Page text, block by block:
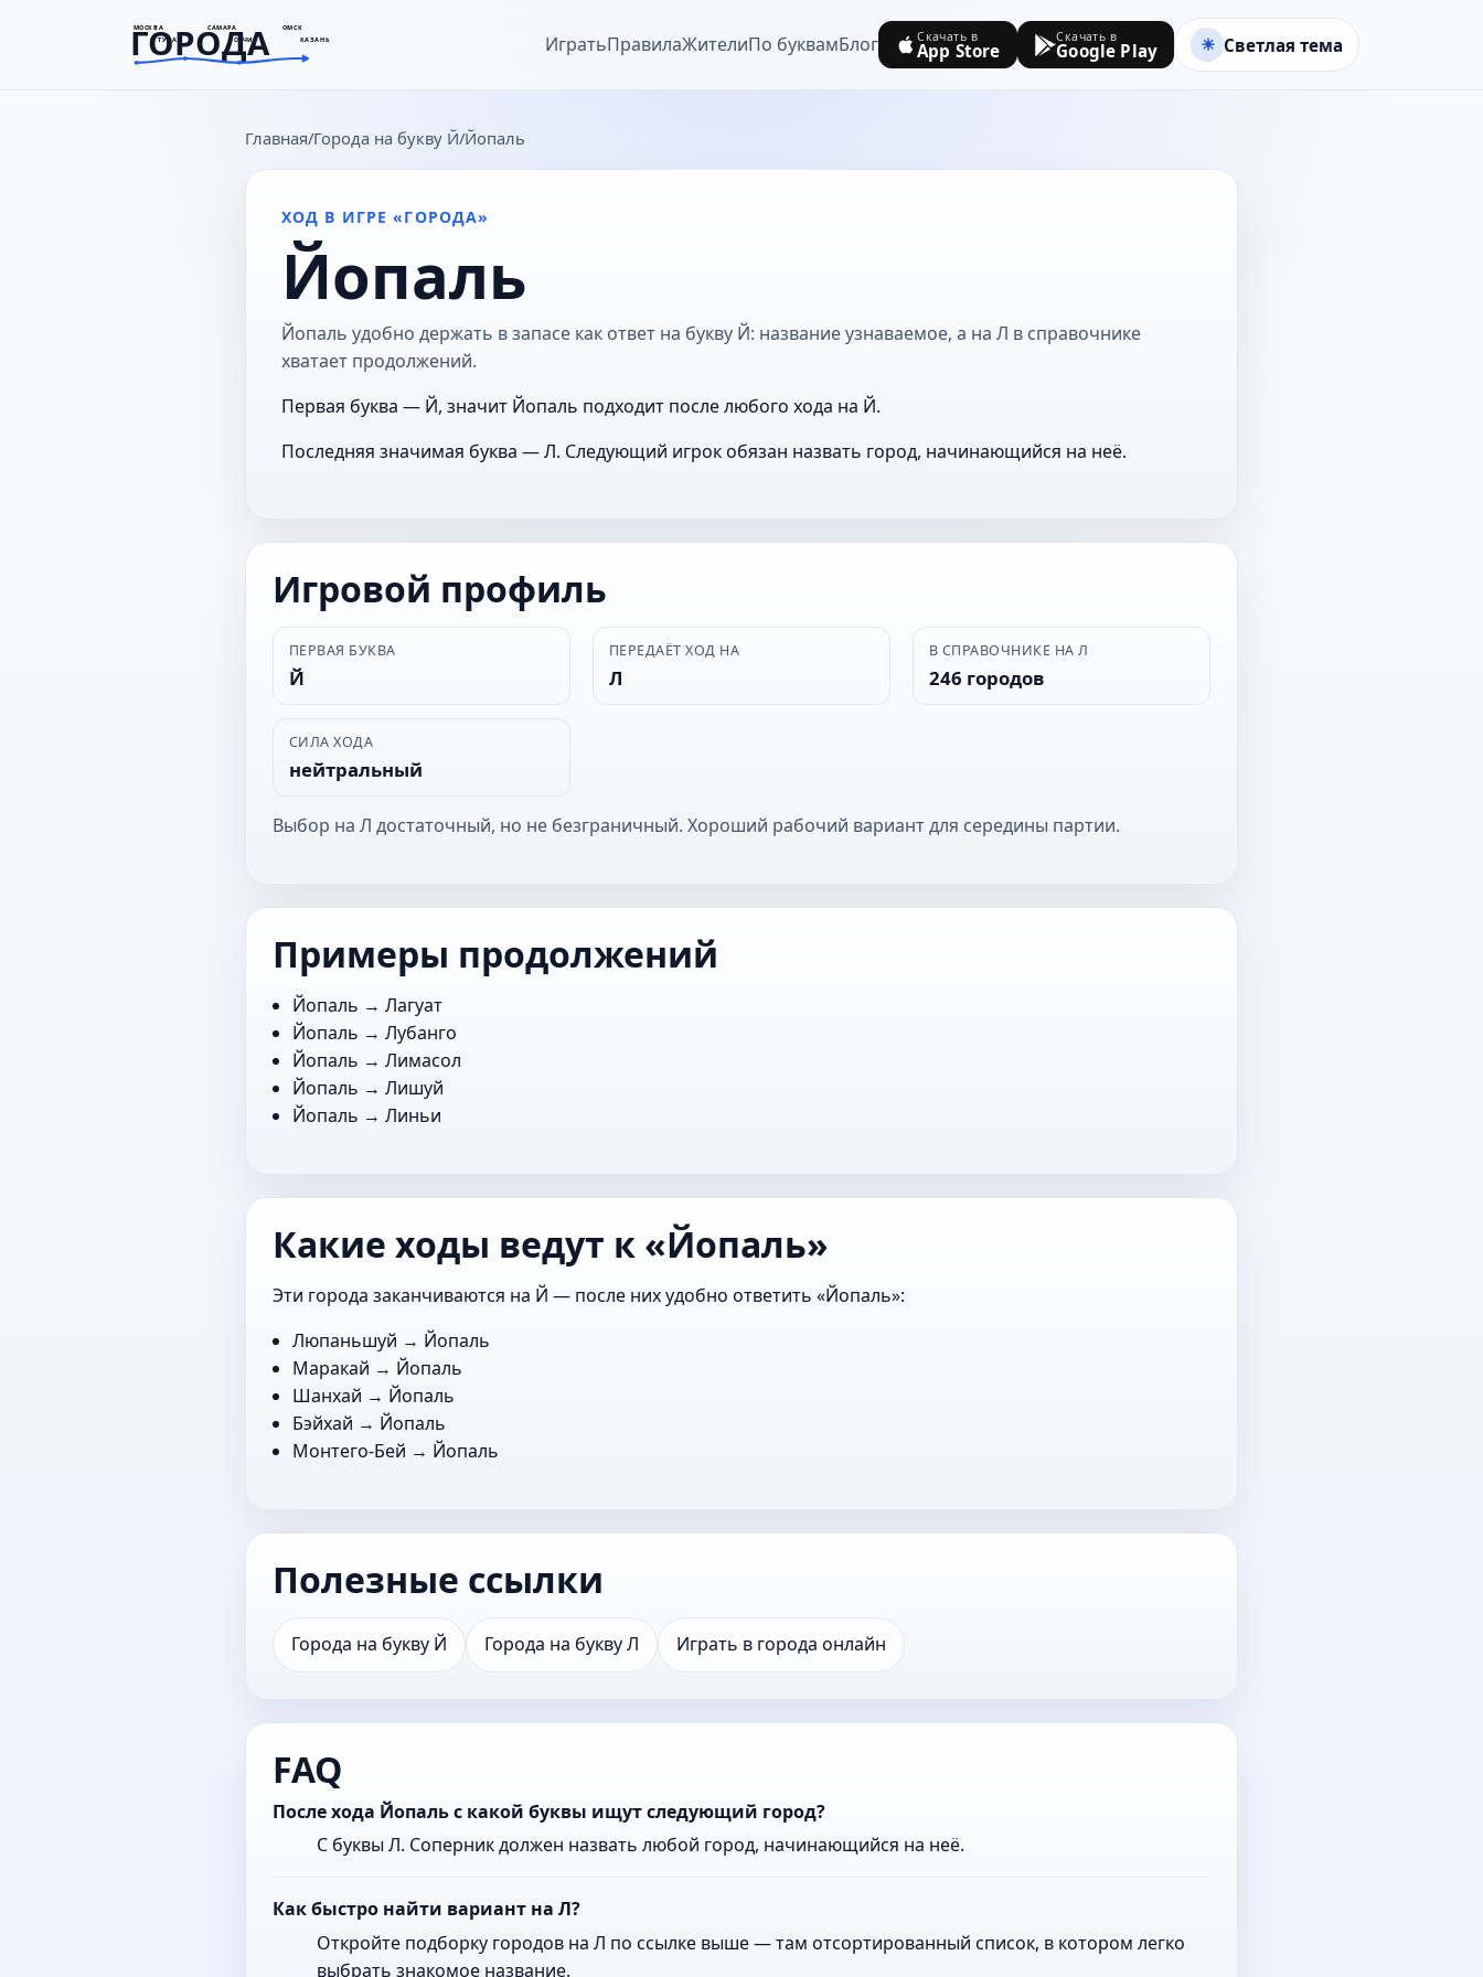
МОСКВА САМАРА ОМСК
ТУЛА СОЧИ КАЗАНЬ
ГОРОДА
goroda-na.ru ИгратьПравилаЖителиПо буквамБлог Скачать в
App Store
Скачать в
Google Play Светлая тема
Главная Города на букву Й Йопаль
ХОД В ИГРЕ «ГОРОДА»
Йопаль
Йопаль удобно держать в запасе как ответ на букву Й: название узнаваемое, а на Л в справочнике
хватает продолжений.
Первая буква — Й, значит Йопаль подходит после любого хода на Й.
Последняя значимая буква — Л. Следующий игрок обязан назвать город, начинающийся на неё.
Игровой профиль
ПЕРВАЯ БУКВА
Й
ПЕРЕДАЁТ ХОД НА
Л
В СПРАВОЧНИКЕ НА Л
246 городов
СИЛА ХОДА
нейтральный
Выбор на Л достаточный, но не безграничный. Хороший рабочий вариант для середины партии.
Примеры продолжений
Йопаль →Лагуат
Йопаль →Лубанго
Йопаль →Лимасол
Йопаль →Лишуй
Йопаль →Линьи
Какие ходы ведут к «Йопаль»
Эти города заканчиваются на Й — после них удобно ответить «Йопаль»:
Люпаньшуй → Йопаль
Маракай → Йопаль
Шанхай → Йопаль
Бэйхай → Йопаль
Монтего-Бей → Йопаль
Полезные ссылки
Города на букву Й Города на букву Л Играть в города онлайн
FAQ
После хода Йопаль с какой буквы ищут следующий город?
С буквы Л. Соперник должен назвать любой город, начинающийся на неё.
Как быстро найти вариант на Л?
Откройте подборку городов на Л по ссылке выше — там отсортированный список, в котором легко
выбрать знакомое название.